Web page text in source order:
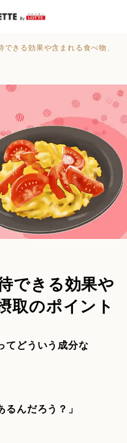
できる効果や含まれる食べ物、
できる効果や
取のポイント
てどういう成分な
るんだろう？」